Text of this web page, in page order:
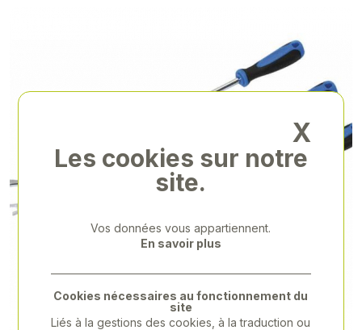
X
Les cookies sur notre
site.
Vos données vous appartiennent.
En savoir plus
Cookies nécessaires au fonctionnement du
site
Liés à la gestions des cookies, à la traduction ou